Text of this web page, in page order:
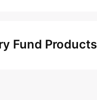
Fund Products